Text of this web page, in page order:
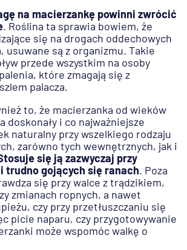
na macierzankę powinni zwrócić
. Roślina ta sprawia bowiem, że
się na drogach oddechowych
usuwane są z organizmu. Takie
przede wszystkim na osoby
które zmagają się z
palacza.
to, że macierzanka od wieków
doskonały i co najważniejsze
naturalny przy wszelkiego rodzaju
zarówno tych wewnętrznych, jak i
się ją zazwyczaj przy
trudno gojących się ranach. Poza
się przy walce z trądzikiem,
zmianach ropnych, a nawet
czy przy przetłuszczaniu się
picie naparu, czy przygotowywanie
może wspomóc walkę o